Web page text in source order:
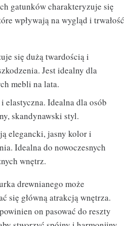
gatunków charakteryzuje się
wpływają na wygląd i trwałość
się dużą twardością i
Jest idealny dla
mebli na lata.
elastyczna. Idealna dla osób
skandynawski styl.
elegancki, jasny kolor i
Idealna do nowoczesnych
wnętrz.
drewnianego może
się główną atrakcją wnętrza.
on pasować do reszty